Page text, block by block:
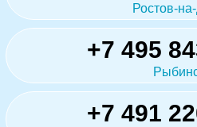
Ростов-
+7 495
+7 491